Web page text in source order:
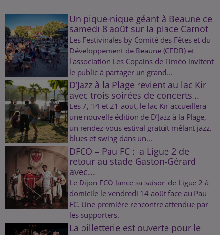
Un pique-nique géant à Beaune ce
samedi 8 août sur la place Carnot
Les Festivinales by Comité des Fêtes et du
Développement de Beaune (CFDB) et
l'association Les Copains de Timéo invitent
le public à partager un grand...
D’Jazz à la Plage revient au lac Kir
avec trois soirées de concerts...
Les 7, 14 et 21 août, le lac Kir accueillera
une nouvelle édition de D’Jazz à la Plage,
un rendez-vous estival gratuit mêlant jazz,
blues et swing dans un...
DFCO – Pau FC : la Ligue 2 de
retour au stade Gaston-Gérard
avec...
Le Dijon FCO lance sa saison de Ligue 2 à
domicile le vendredi 14 août face au Pau
FC. Une première rencontre attendue par
les supporters.
La billetterie est ouverte pour le